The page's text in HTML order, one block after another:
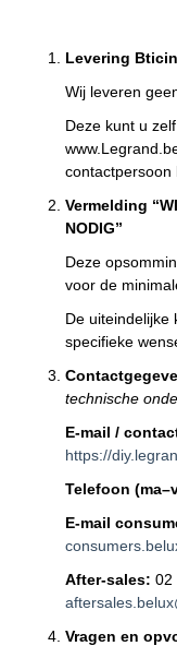
Levering
Wij leveren
Deze kunt u
contactpersoon
Vermelding
NODIG”
Deze
voor de
De uiteindelijke
specifieke
technische
E-mail /
https://
Telefoon
E-mail
After-sales: 02
Vragen en